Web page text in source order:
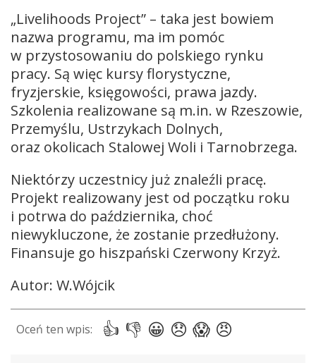
„Livelihoods Project” – taka jest bowiem
nazwa programu, ma im pomóc
w przystosowaniu do polskiego rynku
pracy. Są więc kursy florystyczne,
fryzjerskie, księgowości, prawa jazdy.
Szkolenia realizowane są m.in. w Rzeszowie,
Przemyślu, Ustrzykach Dolnych,
oraz okolicach Stalowej Woli i Tarnobrzega.
Niektórzy uczestnicy już znaleźli pracę.
Projekt realizowany jest od początku roku
i potrwa do października, choć
niewykluczone, że zostanie przedłużony.
Finansuje go hiszpański Czerwony Krzyż.
Autor: W.Wójcik